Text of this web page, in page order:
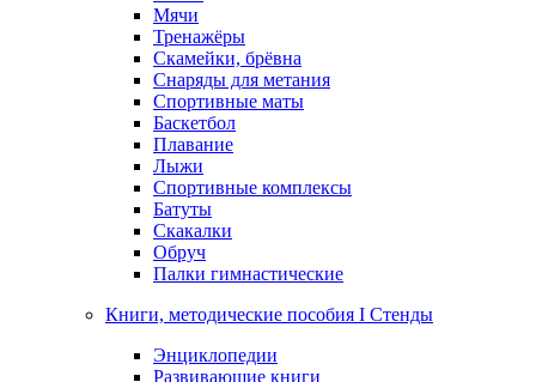
Мячи
Тренажёры
Скамейки, брёвна
Снаряды для метания
Спортивные маты
Баскетбол
Плавание
Лыжи
Спортивные комплексы
Батуты
Скакалки
Обруч
Палки гимнастические
Книги, методические пособия I Стенды
Энциклопедии
Развивающие книги